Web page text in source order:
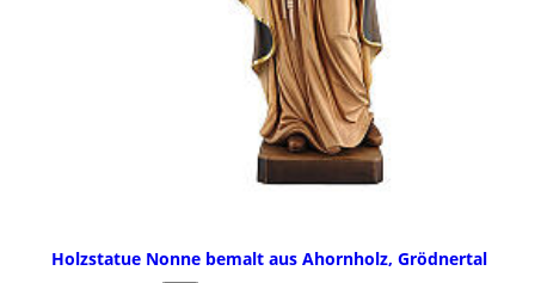
Holzstatue Nonne bemalt aus Ahornholz, Grödnertal